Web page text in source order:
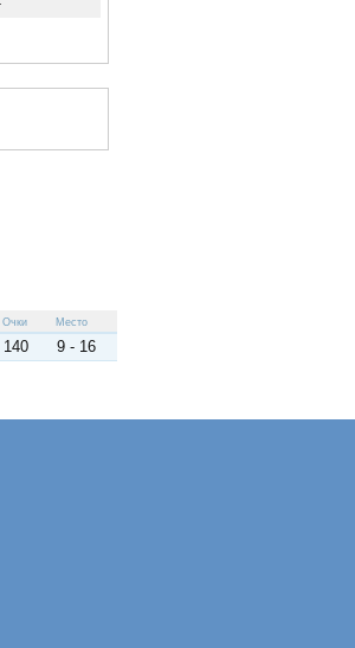
Очки Место
140 9 - 16